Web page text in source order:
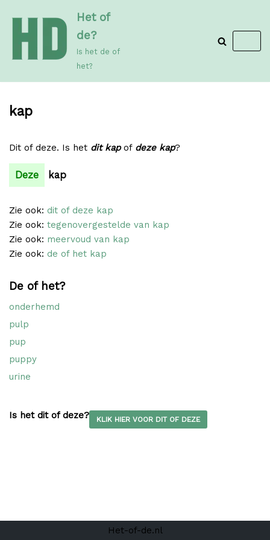
de
inhoud
Het of
de?
Is het de of
het?
kap
Dit of deze. Is het dit kapof deze kap?
Deze kap
Zie ook: dit of deze kap
Zie ook: tegenovergestelde van kap
Zie ook: meervoud van kap
Zie ook: de of het kap
De of het?
onderhemd
pulp
pup
puppy
urine
Is het dit of deze? KLIK HIER VOOR DIT OF DEZE
Het-of-de.nl